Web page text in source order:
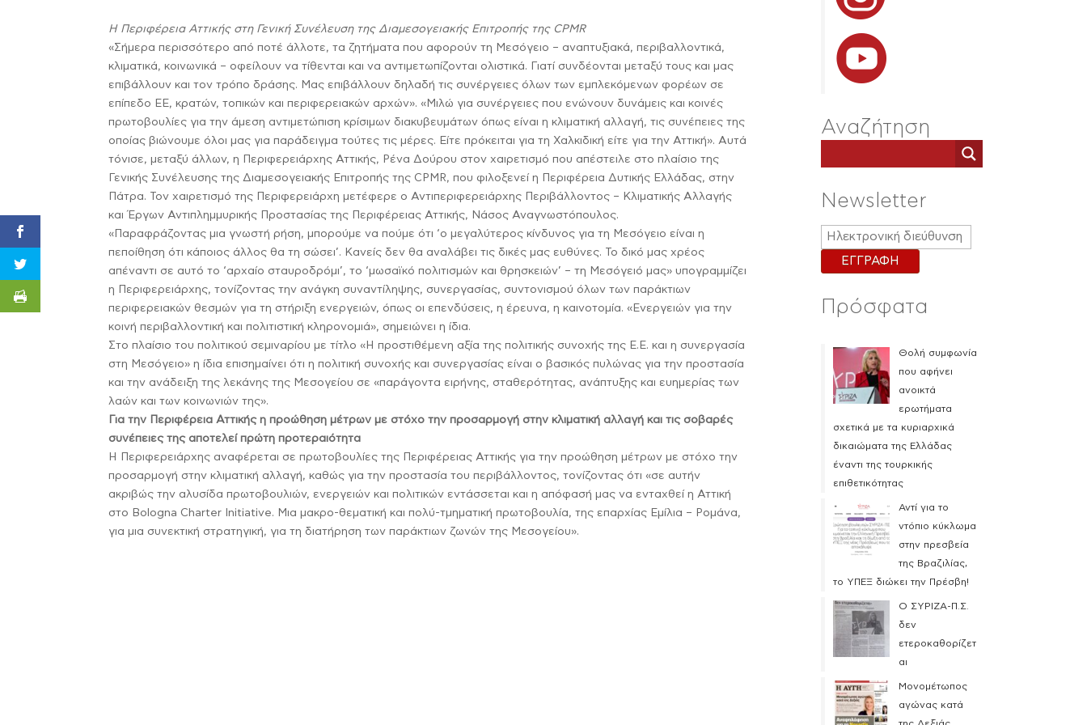
Η Περιφέρεια Αττικής στη Γενική Συνέλευση της Διαμεσογειακής Επιτροπής της CPMR
«Σήμερα περισσότερο από ποτέ άλλοτε, τα ζητήματα που αφορούν τη Μεσόγειο – αναπτυξιακά, περιβαλλοντικά,
κλιματικά, κοινωνικά – οφείλουν να τίθενται και να αντιμετωπίζονται ολιστικά. Γιατί συνδέονται μεταξύ τους και μας
επιβάλλουν και τον τρόπο δράσης. Μας επιβάλλουν δηλαδή τις συνέργειες όλων των εμπλεκόμενων φορέων σε
επίπεδο ΕΕ, κρατών, τοπικών και περιφερειακών αρχών». «Μιλώ για συνέργειες που ενώνουν δυνάμεις και κοινές
πρωτοβουλίες για την άμεση αντιμετώπιση κρίσιμων διακυβευμάτων όπως είναι η κλιματική αλλαγή, τις συνέπειες της
οποίας βιώνουμε όλοι μας για παράδειγμα τούτες τις μέρες. Είτε πρόκειται για τη Χαλκιδική είτε για την Αττική». Αυτά
τόνισε, μεταξύ άλλων, η Περιφερειάρχης Αττικής, Ρένα Δούρου στον χαιρετισμό που απέστειλε στο πλαίσιο της
Γενικής Συνέλευσης της Διαμεσογειακής Επιτροπής της CPMR, που φιλοξενεί η Περιφέρεια Δυτικής Ελλάδας, στην
Πάτρα. Τον χαιρετισμό της Περιφερειάρχη μετέφερε ο Αντιπεριφερειάρχης Περιβάλλοντος – Κλιματικής Αλλαγής
και Έργων Αντιπλημμυρικής Προστασίας της Περιφέρειας Αττικής, Νάσος Αναγνωστόπουλος.
«Παραφράζοντας μια γνωστή ρήση, μπορούμε να πούμε ότι ‘ο μεγαλύτερος κίνδυνος για τη Μεσόγειο είναι η
πεποίθηση ότι κάποιος άλλος θα τη σώσει’. Κανείς δεν θα αναλάβει τις δικές μας ευθύνες. Το δικό μας χρέος
απέναντι σε αυτό το ‘αρχαίο σταυροδρόμι’, το ‘μωσαϊκό πολιτισμών και θρησκειών’ – τη Μεσόγειό μας» υπογραμμίζει
η Περιφερειάρχης, τονίζοντας την ανάγκη συναντίληψης, συνεργασίας, συντονισμού όλων των παράκτιων
περιφερειακών θεσμών για τη στήριξη ενεργειών, όπως οι επενδύσεις, η έρευνα, η καινοτομία. «Ενεργειών για την
κοινή περιβαλλοντική και πολιτιστική κληρονομιά», σημειώνει η ίδια.
Στο πλαίσιο του πολιτικού σεμιναρίου με τίτλο «Η προστιθέμενη αξία της πολιτικής συνοχής της Ε.Ε. και η συνεργασία
στη Μεσόγειο» η ίδια επισημαίνει ότι η πολιτική συνοχής και συνεργασίας είναι ο βασικός πυλώνας για την προστασία
και την ανάδειξη της λεκάνης της Μεσογείου σε «παράγοντα ειρήνης, σταθερότητας, ανάπτυξης και ευημερίας των
λαών και των κοινωνιών της».
Για την Περιφέρεια Αττικής η προώθηση μέτρων με στόχο την προσαρμογή στην κλιματική αλλαγή και τις σοβαρές
συνέπειες της αποτελεί πρώτη προτεραιότητα
Η Περιφερειάρχης αναφέρεται σε πρωτοβουλίες της Περιφέρειας Αττικής για την προώθηση μέτρων με στόχο την
προσαρμογή στην κλιματική αλλαγή, καθώς για την προστασία του περιβάλλοντος, τονίζοντας ότι «σε αυτήν
ακριβώς την αλυσίδα πρωτοβουλιών, ενεργειών και πολιτικών εντάσσεται και η απόφασή μας να ενταχθεί η Αττική
στο Bologna Charter Initiative. Μια μακρο-θεματική και πολύ-τμηματική πρωτοβουλία, της επαρχίας Εμίλια – Ρομάνα,
για μια συνεκτική στρατηγική, για τη διατήρηση των παράκτιων ζωνών της Μεσογείου».
Αναζήτηση
Newsletter
Πρόσφατα
Θολή συμφωνία
που αφήνει
ανοικτά
ερωτήματα
σχετικά με τα κυριαρχικά
δικαιώματα της Ελλάδας
έναντι της τουρκικής
επιθετικότητας
Αντί για το
ντόπιο κύκλωμα
στην πρεσβεία
της Βραζιλίας,
το ΥΠΕΞ διώκει την Πρέσβη!
Ο ΣΥΡΙΖΑ-Π.Σ.
δεν
ετεροκαθορίζετ
αι
Μονομέτωπος
αγώνας κατά